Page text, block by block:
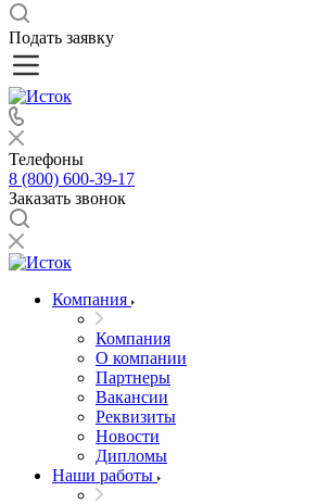
Подать заявку
Телефоны
8 (800) 600-39-17
Заказать звонок
Компания
Компания
О компании
Партнеры
Вакансии
Реквизиты
Новости
Дипломы
Наши работы